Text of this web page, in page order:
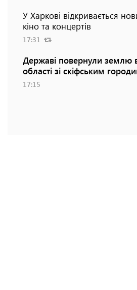
У Харкові відкривається
кіно та концертів
17:31
Державі повернули землю в
області зі скіфським
17:15